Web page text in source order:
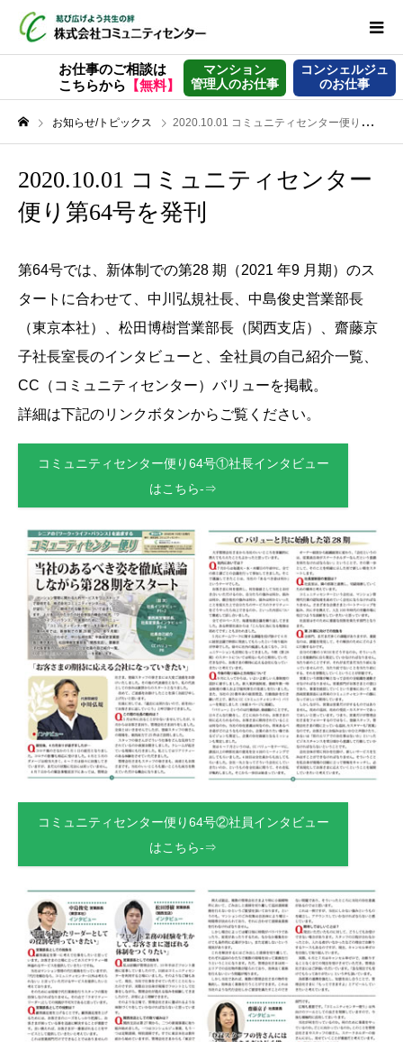
お仕事のご相談は
こちらから 【無料】
マンション
管理人のお仕事
コンシェルジュ
のお仕事
お知らせ/トピックス 2020.10.01 コミュニティセンター便り第64号を発刊
2020.10.01 コミュニティセンター
便り第64号を発刊
第64号では、新体制での第28 期（2021 年9 月期）のス
タートに合わせて、中川弘規社長、中島俊史営業部長
（東京本社）、松田博樹営業部長（関西支店）、齋藤京
子社長室長のインタビューと、全社員の自己紹介一覧、
CC（コミュニティセンター）バリューを掲載。
詳細は下記のリンクボタンからご覧ください。
コミュニティセンター便り64号①社長インタビュー
はこちら-⇒
コミュニティセンター便り64号②社員インタビュー
はこちら-⇒